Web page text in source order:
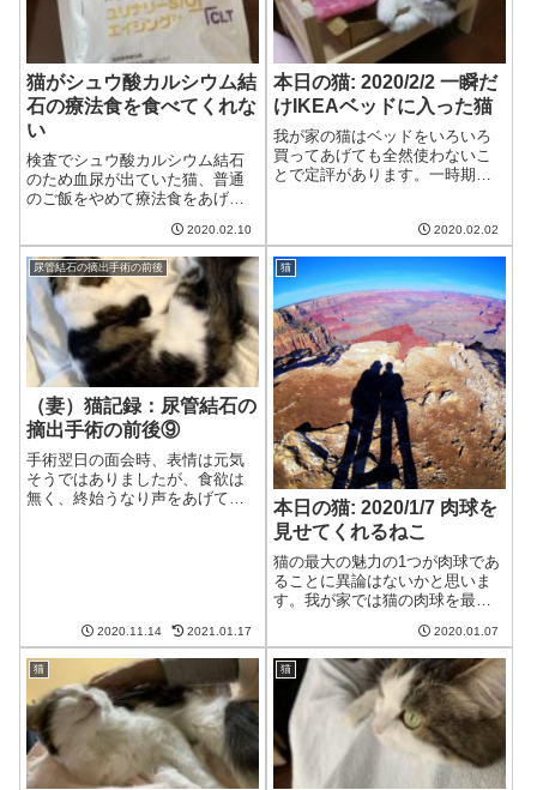
猫がシュウ酸カルシウム結
石の療法食を食べてくれな
い
検査でシュウ酸カルシウム結石
のため血尿が出ていた猫、普通
のご飯をやめて療法食をあげる
てくれません。どうしたもの
か。。。シュウ酸カルシウム結
石が見つかった経緯はこちらで
す：ロイヤルカナンのユリナリ
ーS/O エイジン...
2020.02.10
本日の猫: 2020/2/2 一瞬だ
けIKEAベッドに入った猫
我が家の猫はベッドをいろいろ
買ってあげても全然使わないこ
とで定評があります。一時期話
然使わず。。。一回だけ奇跡的
に使ってくれた時の写真があり
ます。IKEAベッドに入る猫猫あ
あ、また...
2020.02.02
尿管結石の摘出手術の前後
（妻）猫記録：尿管結石の
摘出手術の前後⑨
手術翌日の面会時、表情は元気
そうではありましたが、食欲は
無く、終始うなり声をあげてい
2020.11.14 2021.01.17
猫
本日の猫: 2020/1/7 肉球を
見せてくれるねこ
猫の最大の魅力の1つが肉球であ
ることに異論はないかと思いま
す。我が家では猫の肉球を最大
明なハンモックを用意していま
す。肉球を最大限堪能できるハ
ンモックこの記事の先頭にある
のがそのハンモックに入った猫
です。ご本人は...
2020.01.07
猫 猫